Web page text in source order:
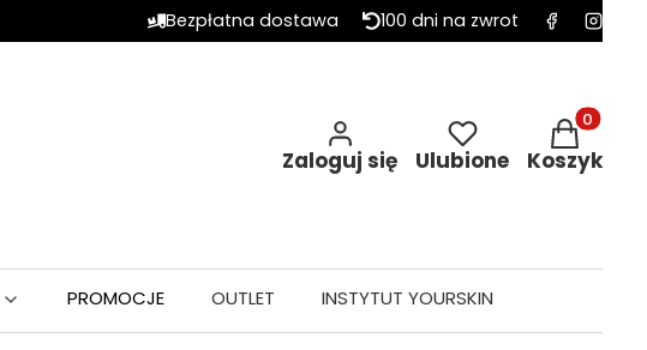
Bezpłatna dostawa 100 dni na zwrot
Zaloguj się Ulubione
Produkty
Koszyk
PROMOCJE OUTLET INSTYTUT YOURSKIN